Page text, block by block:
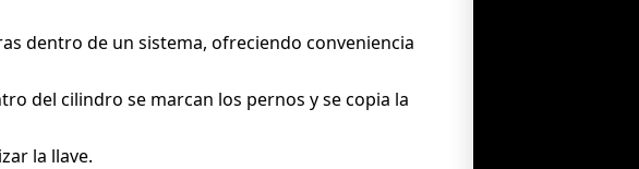
dentro de un sistema, ofreciendo conveniencia
del cilindro se marcan los pernos y se copia la
la llave.